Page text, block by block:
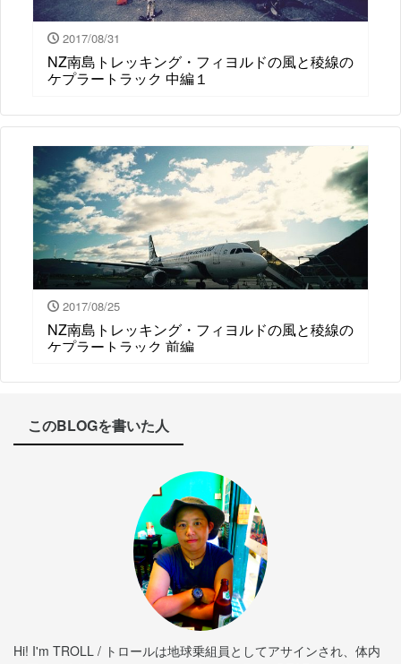
2017/08/31
NZ南島トレッキング・フィヨルドの風と稜線の
ケプラートラック 中編１
2017/08/25
NZ南島トレッキング・フィヨルドの風と稜線の
ケプラートラック 前編
このBLOGを書いた人
Hi! I'm TROLL / トロールは地球乗組員としてアサインされ、体内